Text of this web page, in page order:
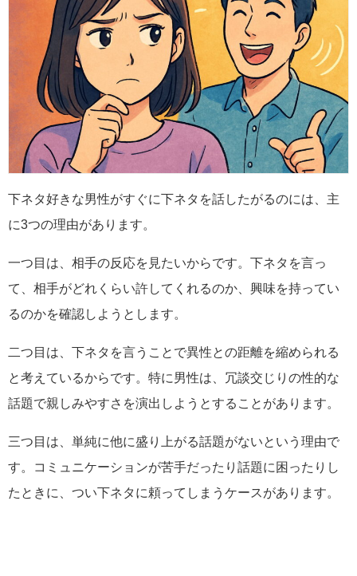
下ネタ好きな男性がすぐに下ネタを話したがるのには、主
に3つの理由があります。
一つ目は、相手の反応を見たいからです。下ネタを言っ
て、相手がどれくらい許してくれるのか、興味を持ってい
るのかを確認しようとします。
二つ目は、下ネタを言うことで異性との距離を縮められる
と考えているからです。特に男性は、冗談交じりの性的な
話題で親しみやすさを演出しようとすることがあります。
三つ目は、単純に他に盛り上がる話題がないという理由で
す。コミュニケーションが苦手だったり話題に困ったりし
たときに、つい下ネタに頼ってしまうケースがあります。